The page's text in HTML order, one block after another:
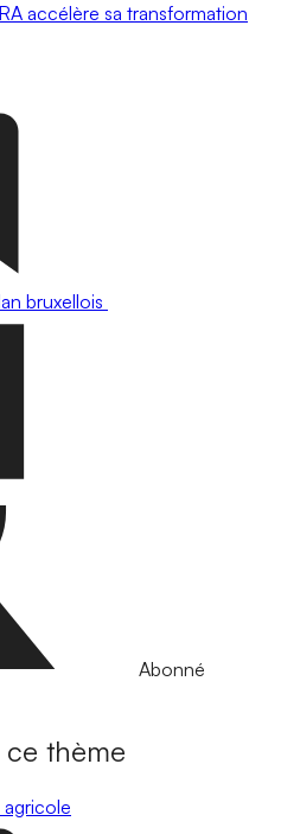
accélère sa transformation
bruxellois
Abonné
ce thème